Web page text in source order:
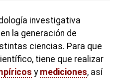
investigativa
la generación de
ciencias. Para que
tiene que realizar
y mediciones, así